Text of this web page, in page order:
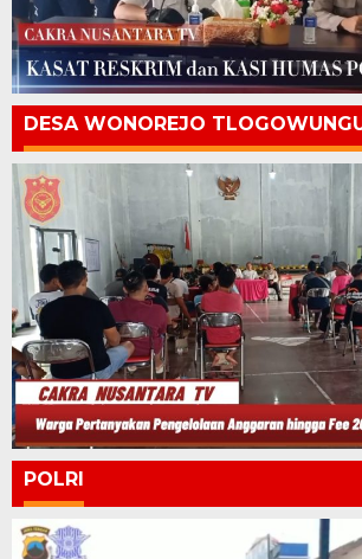
DESA WONOREJO
POLRI